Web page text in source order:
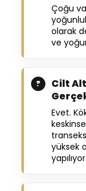
Çoğu
olarak
ve
Cilt
Evet.
yüksek
yapılıyor.